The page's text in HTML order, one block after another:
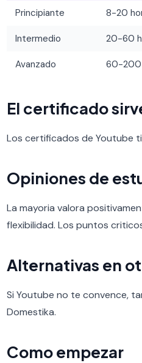
Principiante 8-20
Intermedio 20-60
Avanzado 60-200
El certificado
Los certificados de Youtube
Opiniones de
La mayoria valora
flexibilidad. Los puntos
Alternativas en
Si Youtube no te convence,
Domestika.
Como empezar